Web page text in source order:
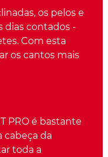
os pelos e
dias contados -
Com esta
os cantos mais
PRO é bastante
cabeça da
toda a